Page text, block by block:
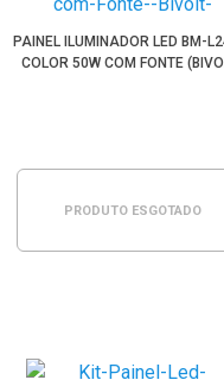
PAINEL ILUMINADOR LED BM-
COLOR 50W COM FONTE
PRODUTO ESGOTADO